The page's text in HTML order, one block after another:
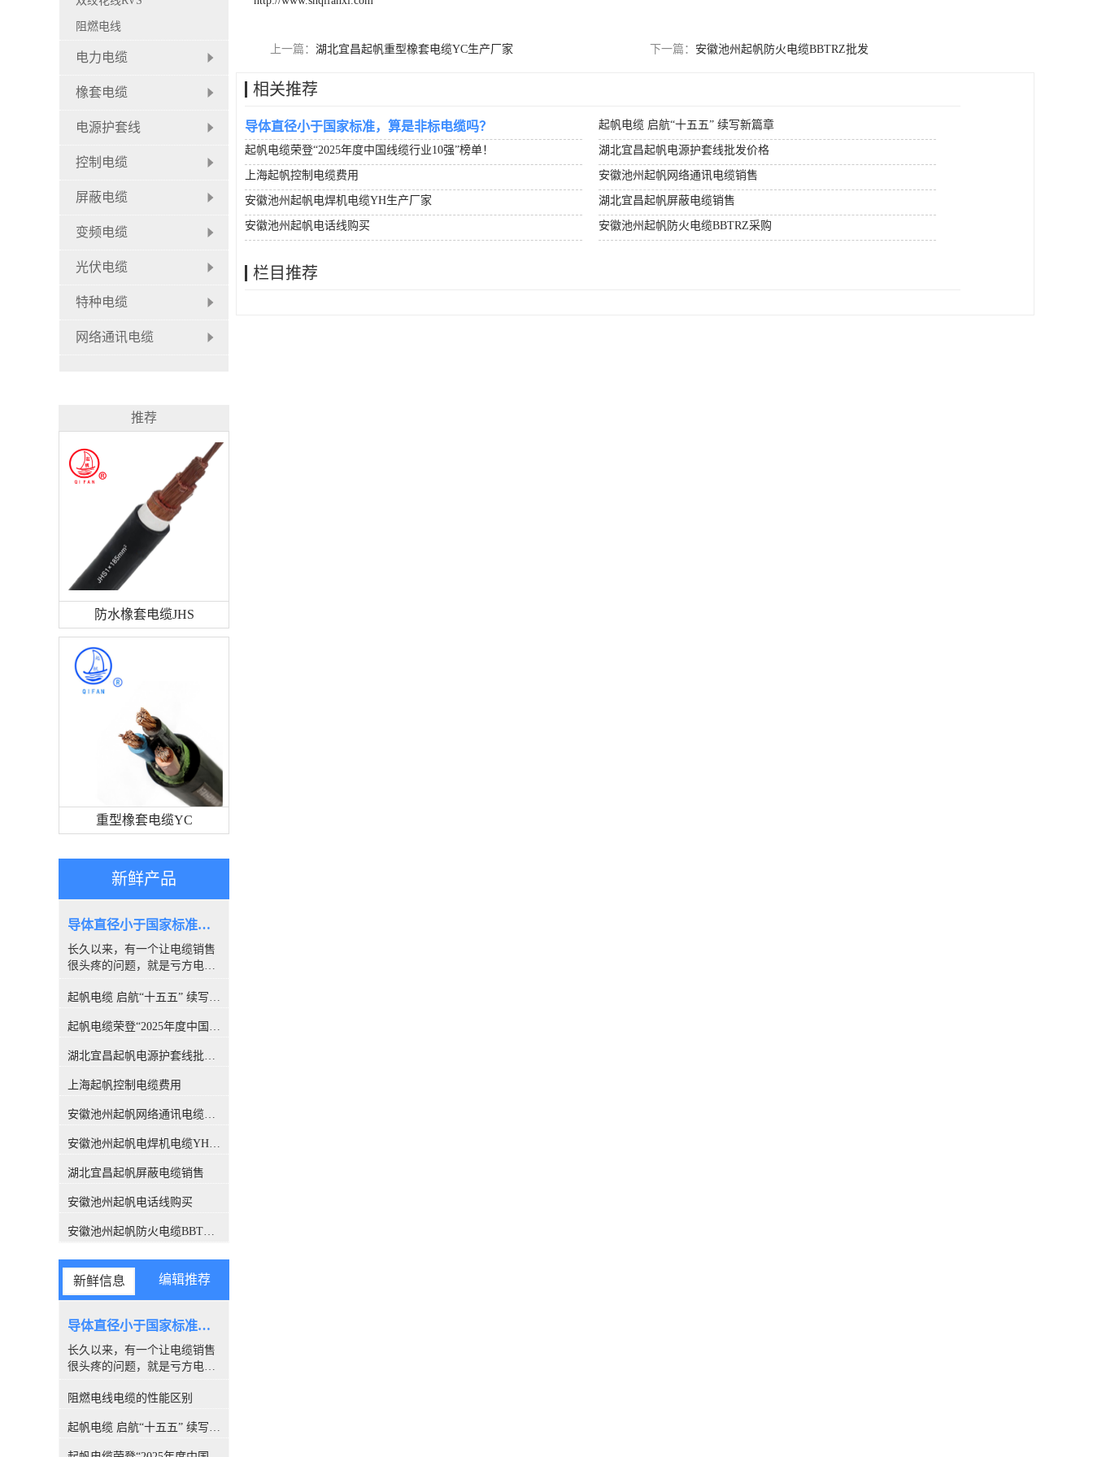
上一篇： 湖北宜昌起帆重型橡套电缆YC生产厂家 下一篇： 安徽池州起帆防火电缆BBTRZ批发
相关推荐
导体直径小于国家标准，算是非标电缆吗？ 起帆电缆 启航“十五五” 续写新篇章
起帆电缆荣登“2025年度中国线缆行业10强”榜单！ 湖北宜昌起帆电源护套线批发价格
上海起帆控制电缆费用 安徽池州起帆网络通讯电缆销售
安徽池州起帆电焊机电缆YH生产厂家 湖北宜昌起帆屏蔽电缆销售
安徽池州起帆电话线购买 安徽池州起帆防火电缆BBTRZ采购
栏目推荐
阻燃电线
电力电缆
橡套电缆
电源护套线
控制电缆
屏蔽电缆
变频电缆
光伏电缆
特种电缆
网络通讯电缆
推荐
防水橡套电缆JHS
重型橡套电缆YC
新鲜产品
导体直径小于国家标准，算是非标电缆吗？
长久以来，有一个让电缆销售
很头疼的问题，就是亏方电
为很多客户都喜欢量电缆导体
合格。所以很多人讨论，铜丝
直径小于国家标准的算非标
吗？前不久，权威机构CQC出
具的一份报告，引发了行业的
扰很多人的问题，有了这份报
这个给客户解释了。CQC是什
（CQC）是经*机构编制批
准，由国家质量监督检验检疫
总局设立，委托国家认监委管
理的**认证机构。CQC是中国
权威的认证机构，几十年来积
累了丰富的国际质量认证工作
经验，各项业务均成果卓著，
的位、全球认证机构的**。经
所撰写的报告，是具有权威性
的。下面进入主题，看看这份
导体的【标称】截面积标称截
面积：是指产品标准中*的量
值并经常用于表格之中，标称
值引申出的量值通常须在规定
起帆电缆 启航“十五五” 续写新篇章
起帆电缆荣登“2025年度中国线缆行业10强”榜单！
湖北宜昌起帆电源护套线批发价格
上海起帆控制电缆费用
安徽池州起帆网络通讯电缆销售
安徽池州起帆电焊机电缆YH生产厂家
湖北宜昌起帆屏蔽电缆销售
安徽池州起帆电话线购买
安徽池州起帆防火电缆BBTRZ采购
新鲜信息 编辑推荐
导体直径小于国家标准，算是非标电缆吗？
长久以来，有一个让电缆销售
很头疼的问题，就是亏方电
为很多客户都喜欢量电缆导体
合格。所以很多人讨论，铜丝
直径小于国家标准的算非标
阻燃电线电缆的性能区别
起帆电缆 启航“十五五” 续写新篇章